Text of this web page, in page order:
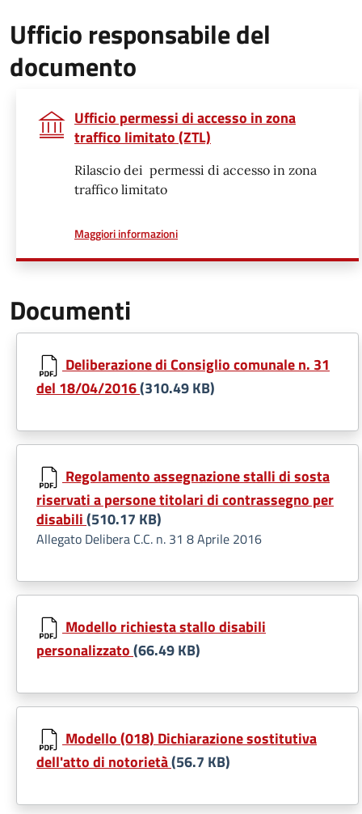
Ufficio responsabile del
documento
Ufficio permessi di accesso in zona
traffico limitato (ZTL)
Rilascio dei permessi di accesso in zona
traffico limitato
Maggiori informazionia proposito di
Documenti
Deliberazione di Consiglio comunale n. 31
del 18/04/2016(310.49 KB)
Regolamento assegnazione stalli di sosta
riservati a persone titolari di contrassegno per
disabili(510.17 KB)
Allegato Delibera C.C. n. 31 8 Aprile 2016
Modello richiesta stallo disabili
personalizzato(66.49 KB)
Modello (018) Dichiarazione sostitutiva
dell'atto di notorietà(56.7 KB)